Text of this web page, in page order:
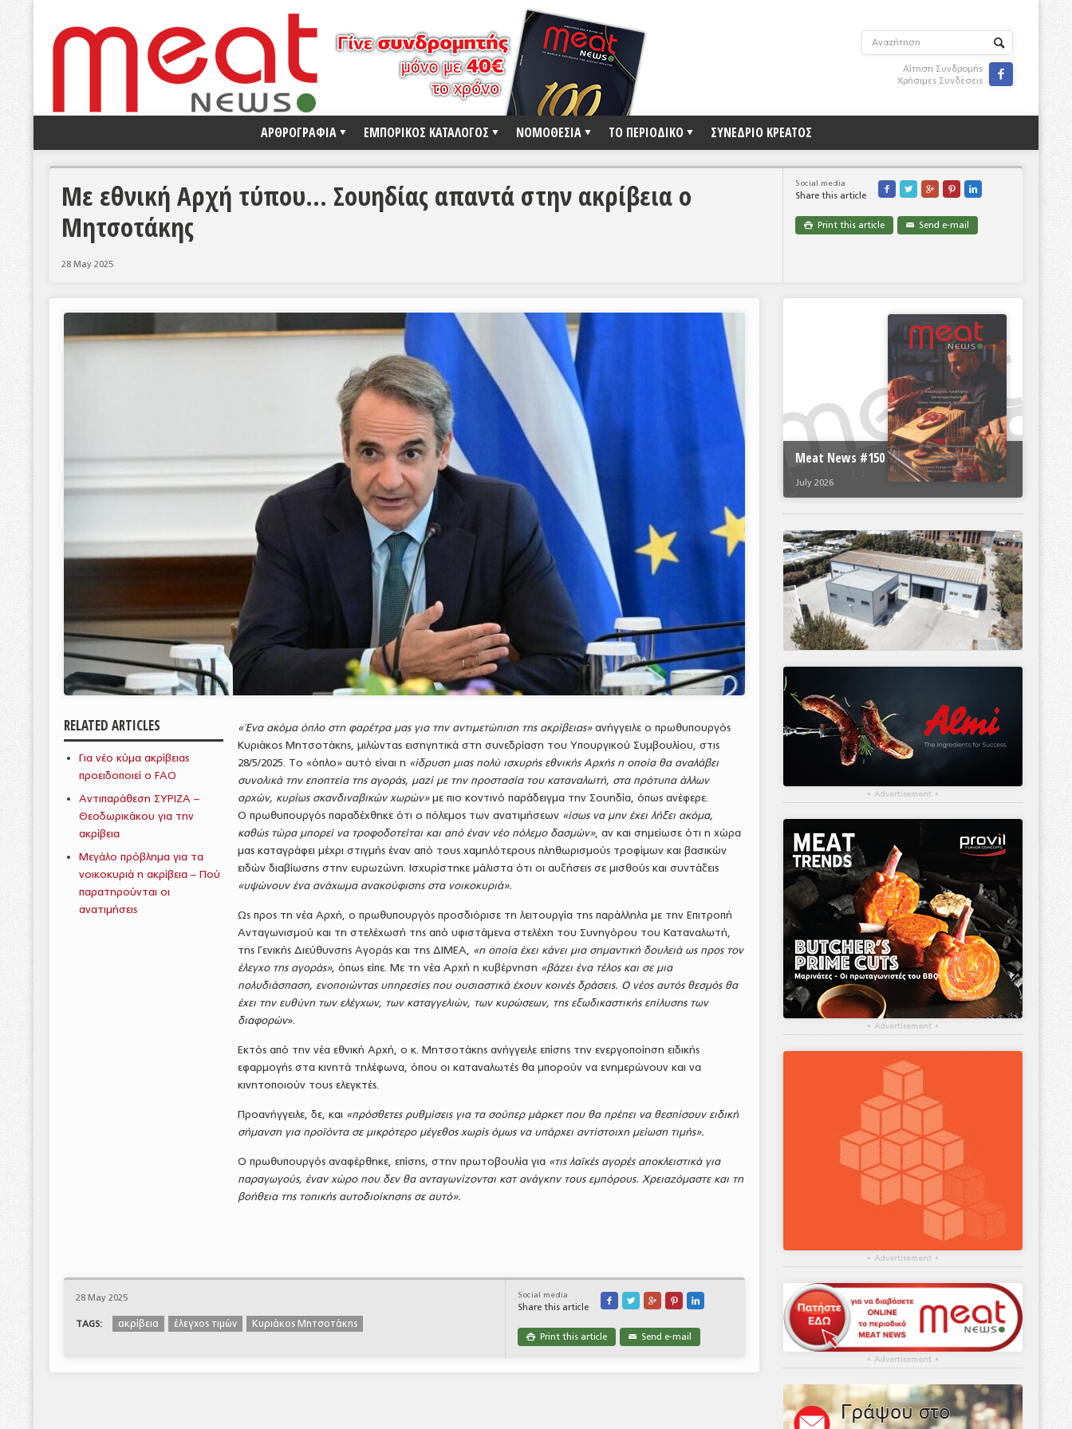
Αίτηση Συνδρομής
Χρήσιμες Συνδέσεις

ΑΡΘΡΟΓΡΑΦΙΑ ΕΜΠΟΡΙΚΟΣ ΚΑΤΑΛΟΓΟΣ ΝΟΜΟΘΕΣΙΑ ΤΟ ΠΕΡΙΟΔΙΚΟ ΣΥΝΕΔΡΙΟ ΚΡΕΑΤΟΣ
Social media
Share this article
    
 Print this article ✉ Send e-mail
Με εθνική Αρχή τύπου… Σουηδίας απαντά στην ακρίβεια ο
Μητσοτάκης
28 May 2025
RELATED ARTICLES
Για νέο κύμα ακρίβειας
προειδοποιεί ο FAO
Αντιπαράθεση ΣΥΡΙΖΑ –
Θεοδωρικάκου για την
ακρίβεια
Μεγάλο πρόβλημα για τα
νοικοκυριά η ακρίβεια – Πού
παρατηρούνται οι
ανατιμήσεις
«Ένα ακόμα όπλο στη φαρέτρα μας για την αντιμετώπιση της ακρίβειας»ανήγγειλε ο πρωθυπουργός
Κυριάκος Μητσοτάκης, μιλώντας εισηγητικά στη συνεδρίαση του Υπουργικού Συμβουλίου, στις
28/5/2025. Το «όπλο» αυτό είναι η «ίδρυση μιας πολύ ισχυρής εθνικής Αρχής η οποία θα αναλάβει
συνολικά την εποπτεία της αγοράς, μαζί με την προστασία του καταναλωτή, στα πρότυπα άλλων
αρχών, κυρίως σκανδιναβικών χωρών»με πιο κοντινό παράδειγμα την Σουηδία, όπως ανέφερε.
Ο πρωθυπουργός παραδέχθηκε ότι ο πόλεμος των ανατιμήσεων «ίσως να μην έχει λήξει ακόμα,
καθώς τώρα μπορεί να τροφοδοτείται και από έναν νέο πόλεμο δασμών», αν και σημείωσε ότι η χώρα
μας καταγράφει μέχρι στιγμής έναν από τους χαμηλότερους πληθωρισμούς τροφίμων και βασικών
ειδών διαβίωσης στην ευρωζώνη. Ισχυρίστηκε μάλιστα ότι οι αυξήσεις σε μισθούς και συντάξεις
«υψώνουν ένα ανάχωμα ανακούφισης στα νοικοκυριά».
Ως προς τη νέα Αρχή, ο πρωθυπουργός προσδιόρισε τη λειτουργία της παράλληλα με την Επιτροπή
Ανταγωνισμού και τη στελέχωσή της από υφιστάμενα στελέχη του Συνηγόρου του Καταναλωτή,
της Γενικής Διεύθυνσης Αγοράς και της ΔΙΜΕΑ, «η οποία έχει κάνει μια σημαντική δουλειά ως προς τον
έλεγχο της αγοράς», όπως είπε. Με τη νέα Αρχή η κυβέρνηση «βάζει ένα τέλος και σε μια
πολυδιάσπαση, ενοποιώντας υπηρεσίες που ουσιαστικά έχουν κοινές δράσεις. Ο νέος αυτός θεσμός θα
έχει την ευθύνη των ελέγχων, των καταγγελιών, των κυρώσεων, της εξωδικαστικής επίλυσης των
διαφορών».
Εκτός από την νέα εθνική Αρχή, ο κ. Μητσοτάκης ανήγγειλε επίσης την ενεργοποίηση ειδικής
εφαρμογής στα κινητά τηλέφωνα, όπου οι καταναλωτές θα μπορούν να ενημερώνουν και να
κινητοποιούν τους ελεγκτές.
Προανήγγειλε, δε, και «πρόσθετες ρυθμίσεις για τα σούπερ μάρκετ που θα πρέπει να θεσπίσουν ειδική
σήμανση για προϊόντα σε μικρότερο μέγεθος χωρίς όμως να υπάρχει αντίστοιχη μείωση τιμής».
Ο πρωθυπουργός αναφέρθηκε, επίσης, στην πρωτοβουλία για «τις λαϊκές αγορές αποκλειστικά για
παραγωγούς, έναν χώρο που δεν θα ανταγωνίζονται κατ ανάγκην τους εμπόρους. Χρειαζόμαστε και τη
βοήθεια της τοπικής αυτοδιοίκησης σε αυτό».
Social media
Share this article
    
 Print this article ✉ Send e-mail
28 May 2025
TAGS: ακρίβεια έλεγχος τιμών Κυριάκος Μητσοτάκης
Meat News #150
July 2026
▴ Advertisement ▴
▴ Advertisement ▴
▴ Advertisement ▴
▴ Advertisement ▴